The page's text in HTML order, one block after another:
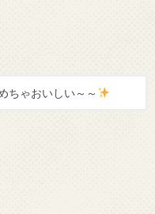
ちゃおいしい～～